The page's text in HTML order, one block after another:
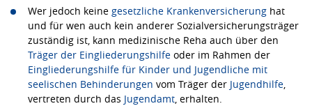
Wer jedoch keine gesetzliche Krankenversicherung hat
und für wen auch kein anderer Sozialversicherungsträger
zuständig ist, kann medizinische Reha auch über den
Träger der Eingliederungshilfe oder im Rahmen der
Eingliederungshilfe für Kinder und Jugendliche mit
seelischen Behinderungen vom Träger der Jugendhilfe
vertreten durch das Jugendamt , erhalten.